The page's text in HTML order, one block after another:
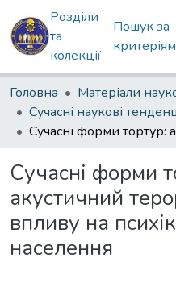
Розділи
та
колекції
Пошук за
Головна
Сучасні форми
акустичний
впливу на
населення